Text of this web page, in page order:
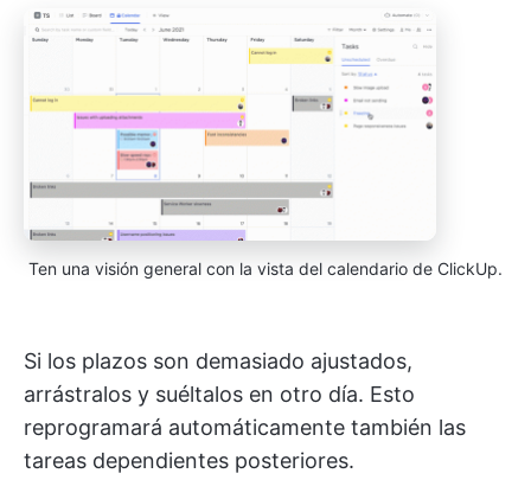
Ten una visión general con la vista del calendario de ClickUp.
Si los plazos son demasiado ajustados,
arrástralos y suéltalos en otro día. Esto
reprogramará automáticamente también las
tareas dependientes posteriores.